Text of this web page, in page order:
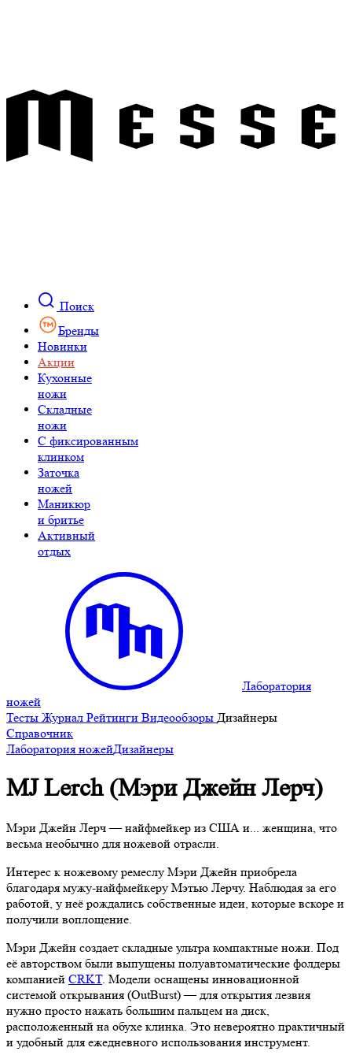
Поиск
Бренды
Новинки
Акции
Кухонные
ножи
Складные
ножи
C фиксированным
клинком
Заточка
ножей
Маникюр
и бритье
Активный
отдых
Лаборатория
ножей
Тесты Журнал Рейтинги Видеообзоры Дизайнеры
Справочник
Лаборатория ножейДизайнеры
MJ Lerch (Мэри Джейн Лерч)
Мэри Джейн Лерч — найфмейкер из США и... женщина, что
весьма необычно для ножевой отрасли.
Интерес к ножевому ремеслу Мэри Джейн приобрела
благодаря мужу-найфмейкеру Мэтью Лерчу. Наблюдая за его
работой, у неё рождались собственные идеи, которые вскоре и
получили воплощение.
Мэри Джейн создает складные ультра компактные ножи. Под
её авторством были выпущены полуавтоматические фолдеры
компанией CRKT. Модели оснащены инновационной
системой открывания (OutBurst) — для открытия лезвия
нужно просто нажать большим пальцем на диск,
расположенный на обухе клинка. Это невероятно практичный
и удобный для ежедневного использования инструмент.